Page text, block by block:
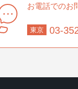
お電話でのお
東京 03-